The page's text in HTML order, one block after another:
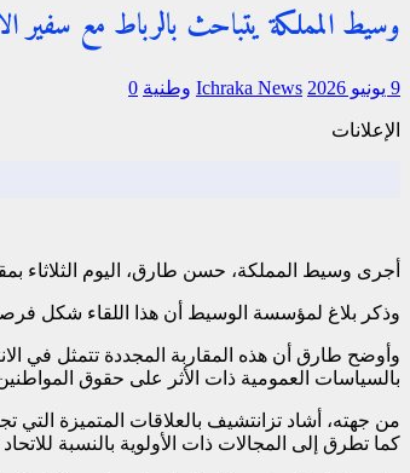
وسيط المملكة يتباحث بالرباط مع سفير
9 يونيو 2026 Ichraka News وطنية 0
الإعلانات
أجرى وسيط المملكة، حسن طارق، اليوم الثلاثاء
وذكر بلاغ لمؤسسة الوسيط أن هذا اللقاء شكل
وأوضح طارق أن هذه المقاربة المجددة تتمثل في
بالسياسات العمومية ذات الأثر على حقوق
من جهته، أشاد تزانتشيف بالعلاقات المتميزة التي
كما تطرق إلى المجالات ذات الأولوية بالنسبة